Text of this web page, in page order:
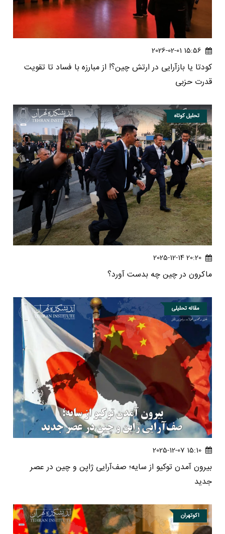
15:56 2026-02-01
کودتا یا بازآرایی در ارتش چین؟! از مبارزه با فساد تا تقویت
قدرت حزبی
تحلیل کوتاه
20:20 2025-12-14
ماکرون در چین چه بدست آورد؟
مقاله تحلیلی
15:10 2025-12-07
بیرون آمدن توکیو از سایه؛ صف‌­آرایی ژاپن و چین در عصر
جدید
اکوتهران